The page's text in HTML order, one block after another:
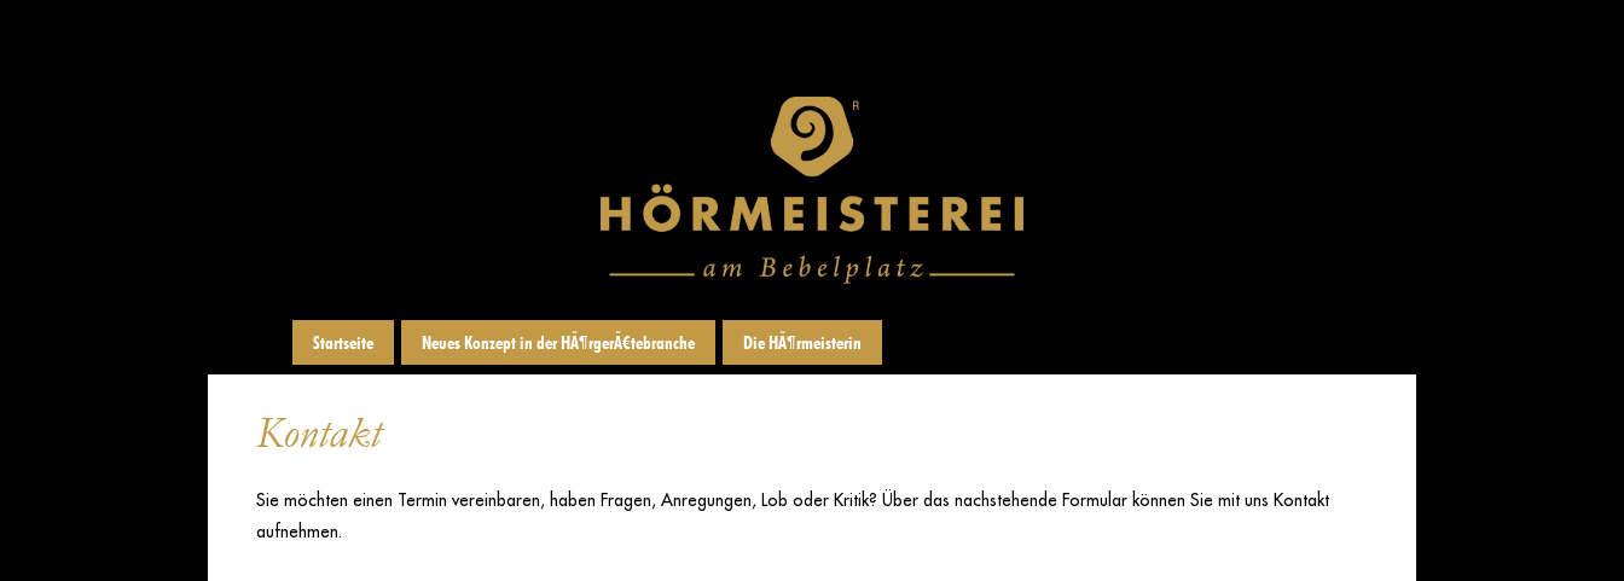
Startseite Neues Konzept in der HÃ¶rgerÃ¤tebranche Die HÃ¶rmeisterin
Kontakt
Sie möchten einen Termin vereinbaren, haben Fragen, Anregungen, Lob oder Kritik? Über das nachstehende Formular können Sie mit uns Kontakt
aufnehmen.